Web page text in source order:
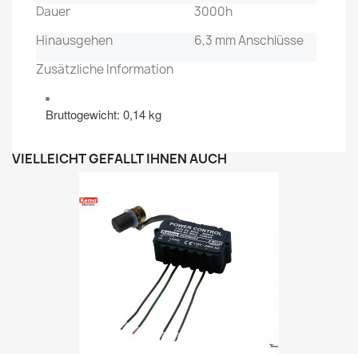
Dauer
3000h
Hinausgehen
6,3 mm Anschlüsse
Zusätzliche Information
Bruttogewicht: 0,14 kg
VIELLEICHT GEFÄLLT IHNEN AUCH